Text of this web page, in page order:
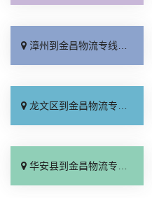
漳州到金昌物流专线_多少一方「托运省心」
龙文区到金昌物流专线_需要几天「上门取件」
华安县到金昌物流专线_计费标准「定点发车」